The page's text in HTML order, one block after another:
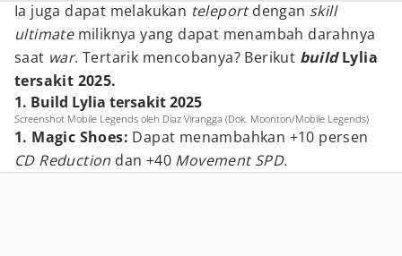
Ia juga dapat melakukan teleportdengan skill
ultimate miliknya yang dapat menambah darahnya
saat war. Tertarik mencobanya? Berikut buildLylia
tersakit 2025.
1. Build Lylia tersakit 2025
Screenshot Mobile Legends oleh Diaz Virangga (Dok. Moonton/Mobile Legends)
1. Magic Shoes: Dapat menambahkan +10 persen
CD Reduction dan +40 Movement SPD.